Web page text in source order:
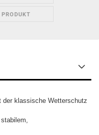
der klassische Wetterschutz